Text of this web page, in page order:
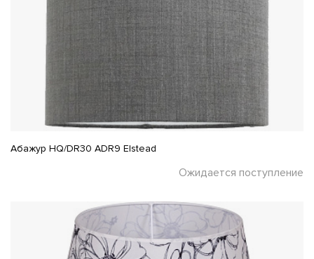
Абажур HQ/DR30 ADR9 Elstead
Ожидается поступление